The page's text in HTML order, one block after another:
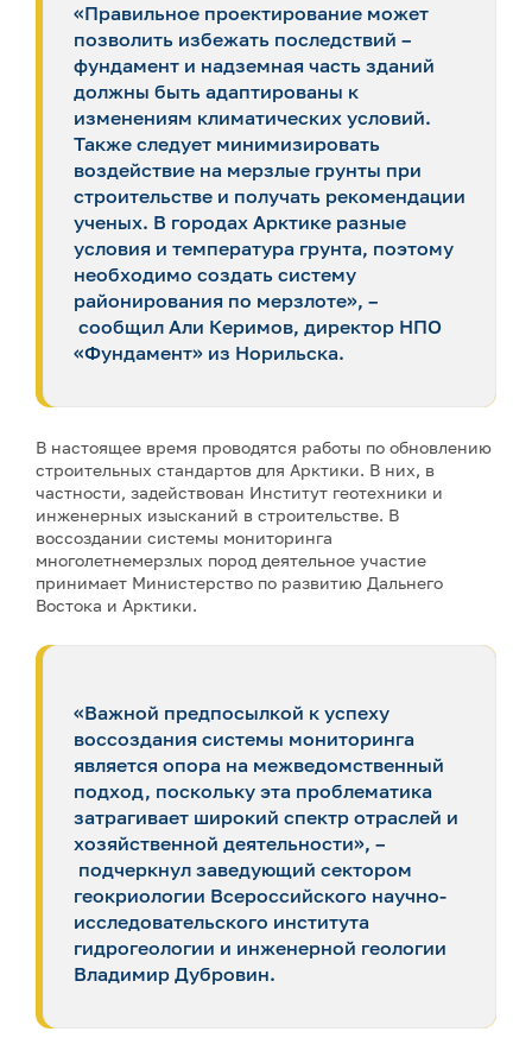
«Правильное проектирование может
позволить избежать последствий –
фундамент и надземная часть зданий
должны быть адаптированы к
изменениям климатических условий.
Также следует минимизировать
воздействие на мерзлые грунты при
строительстве и получать рекомендации
ученых. В городах Арктике разные
условия и температура грунта, поэтому
необходимо создать систему
районирования по мерзлоте», –
сообщил Али Керимов, директор НПО
«Фундамент» из Норильска.
В настоящее время проводятся работы по обновлению
строительных стандартов для Арктики. В них, в
частности, задействован Институт геотехники и
инженерных изысканий в строительстве. В
воссоздании системы мониторинга
многолетнемерзлых пород деятельное участие
принимает Министерство по развитию Дальнего
Востока и Арктики.
«Важной предпосылкой к успеху
воссоздания системы мониторинга
является опора на межведомственный
подход, поскольку эта проблематика
затрагивает широкий спектр отраслей и
хозяйственной деятельности», –
подчеркнул заведующий сектором
геокриологии Всероссийского научно-
исследовательского института
гидрогеологии и инженерной геологии
Владимир Дубровин.